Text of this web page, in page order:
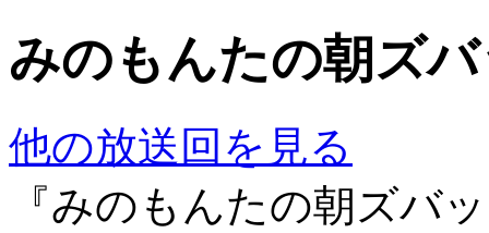
みのもんたの朝ズ
他の放送回を見る
『みのもんたの朝ズバ